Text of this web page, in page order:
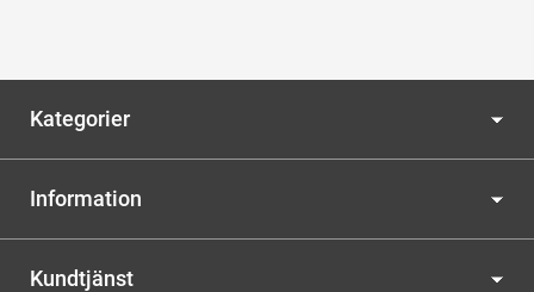
Kategorier
Information
Kundtjänst